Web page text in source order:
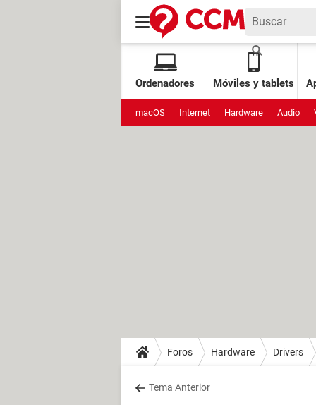
Ordenadores Móviles y tablets
macOS Internet Hardware Audio
Foros Hardware Drivers
Tema Anterior